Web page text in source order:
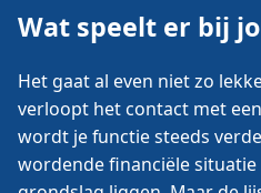
Wat speelt er bij
Het gaat al even niet zo
verloopt het contact met
wordt je functie steeds
wordende financiële